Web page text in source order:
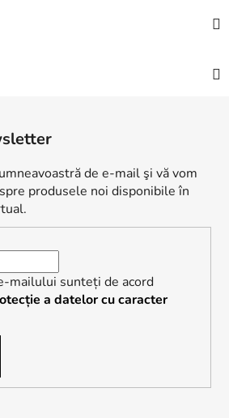
de e-mail şi vă vom
produsele noi disponibile în
mailului sunteți de acord
a datelor cu caracter